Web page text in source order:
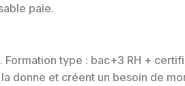
paie.
type : bac+3 RH +
donne et créent un besoin de